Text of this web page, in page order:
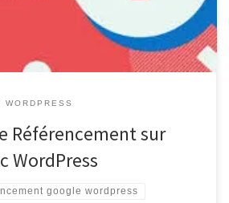
WORDPRESS
Référencement sur
WordPress
google wordpress